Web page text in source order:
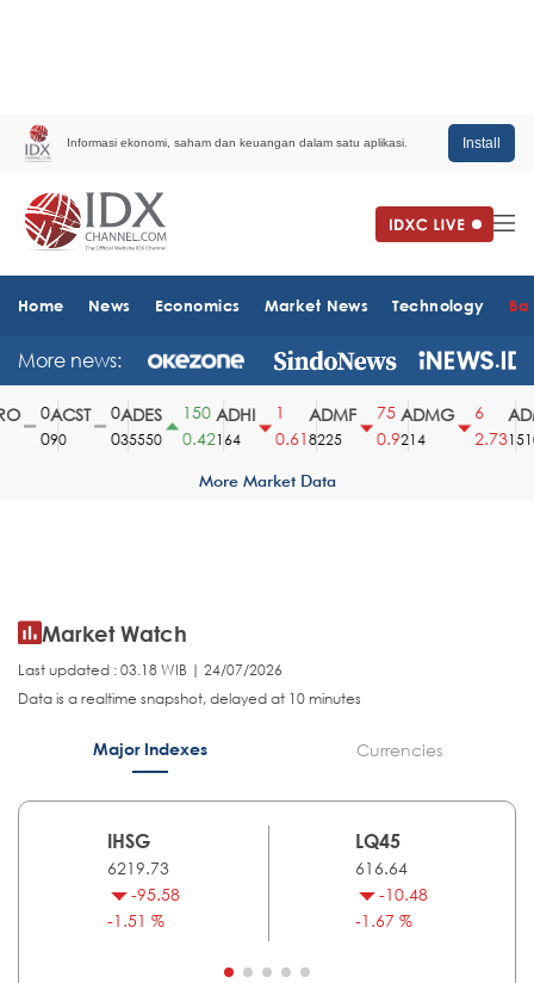
Informasi ekonomi, saham dan keuangan dalam satu aplikasi. Install
Home News Economics Market News Technology
More news:
ACST
90
ADES
35550
150
0.42
ADHI
164
0.61
ADMF
8225
75
0.9
ADMG
214
2.731510
More Market Data
Market Watch
Last updated : 03.18 WIB | 24/07/2026
Data is a realtime snapshot, delayed at 10 minutes
Major Indexes Currencies
IHSG
6219.73
-95.58
-1.51 %
LQ45
616.64
-10.48
-1.67 %